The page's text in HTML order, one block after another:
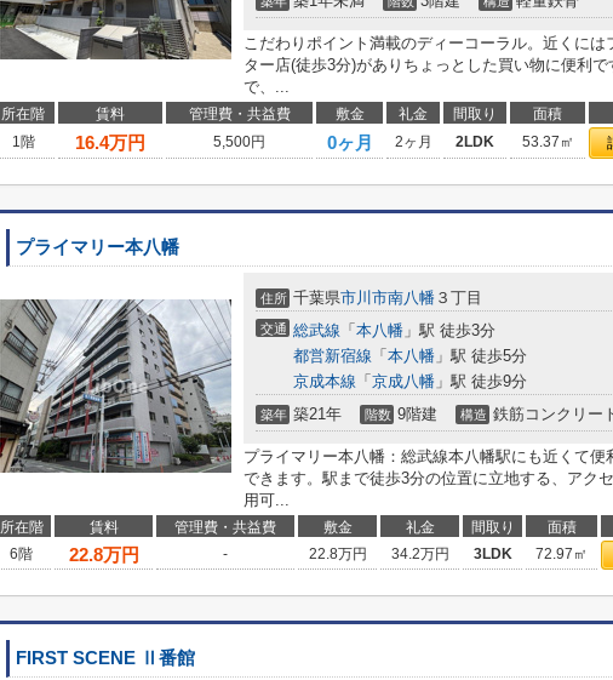
こだわりポイント満載のディーコーラル。近くには
ター店(徒歩3分)がありちょっとした買い物に便利
で、...
所在階 賃料 管理費・共益費 敷金 礼金 間取り 面積
1階
16.4万円 5,500円 0ヶ月 2ヶ月 2LDK 53.37㎡
プライマリー本八幡
住所 千葉県市川市南八幡 ３丁目
交通 総武線 「 本八幡 」駅 徒歩3分
都営新宿線 「 本八幡 」駅 徒歩5分
京成本線 「 京成八幡 」駅 徒歩9分
築年 築21年 階数 9階建 構造 鉄筋コンクリー
プライマリー本八幡：総武線本八幡駅にも近くて
できます。駅まで徒歩3分の位置に立地する、アク
用可...
所在階 賃料 管理費・共益費 敷金 礼金 間取り 面積
6階
22.8万円 - 22.8万円 34.2万円 3LDK 72.97㎡
FIRST SCENE Ⅱ番館